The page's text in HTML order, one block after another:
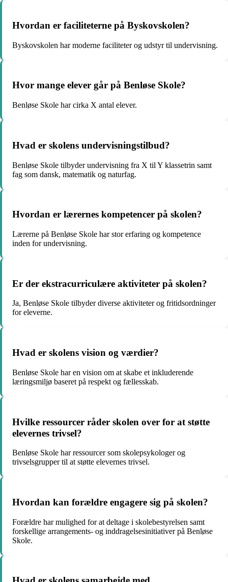
Hvordan er faciliteterne på Byskovskolen?
Byskovskolen har moderne faciliteter og udstyr til undervisning.
Hvor mange elever går på Benløse Skole?
Benløse Skole har cirka X antal elever.
Hvad er skolens undervisningstilbud?
Benløse Skole tilbyder undervisning fra X til Y klassetrin samt
fag som dansk, matematik og naturfag.
Hvordan er lærernes kompetencer på skolen?
Lærerne på Benløse Skole har stor erfaring og kompetence
inden for undervisning.
Er der ekstracurriculære aktiviteter på skolen?
Ja, Benløse Skole tilbyder diverse aktiviteter og fritidsordninger
for eleverne.
Hvad er skolens vision og værdier?
Benløse Skole har en vision om at skabe et inkluderende
læringsmiljø baseret på respekt og fællesskab.
Hvilke ressourcer råder skolen over for at støtte
elevernes trivsel?
Benløse Skole har ressourcer som skolepsykologer og
trivselsgrupper til at støtte elevernes trivsel.
Hvordan kan forældre engagere sig på skolen?
Forældre har mulighed for at deltage i skolebestyrelsen samt
forskellige arrangements- og inddragelsesinitiativer på Benløse
Skole.